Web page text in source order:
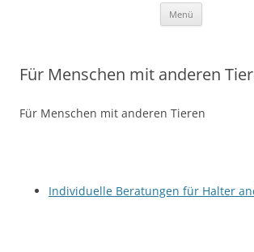
Menü
Für Menschen mit anderen
Für Menschen mit anderen Tieren
Individuelle Beratungen für Halter